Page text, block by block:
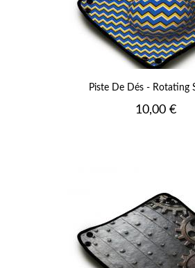
Piste De Dés - Rotating
Prix
10,00 €